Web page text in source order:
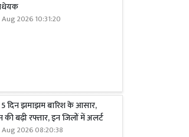
2026 10:31:20
दिन झमाझम बारिश के आसार,
की बढ़ी रफ्तार, इन जिलों में अलर्ट
2026 08:20:38